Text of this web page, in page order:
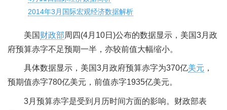
2014年3月国际宏观经济数据解析
美国 财政部周四(4月10日)公布的数据显示，美国3月政
府预算赤字不足预期一半，亦较前值大幅缩小。
具体数据显示，美国3月政府预算赤字为370亿美元 ，
预期值赤字780亿美元，前值赤字1935亿美元。
3月预算赤字是受到月历时间方面的影响。财政部表